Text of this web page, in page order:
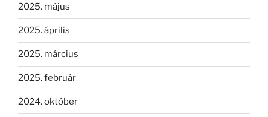
2025. május
2025. április
2025. március
2025. február
2024. október